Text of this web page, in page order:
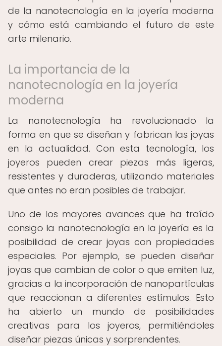
de la nanotecnología en la joyería moderna
y cómo está cambiando el futuro de este
arte milenario.
La importancia de la
nanotecnología en la joyería
moderna
La nanotecnología ha revolucionado la
forma en que se diseñan y fabrican las joyas
en la actualidad. Con esta tecnología, los
joyeros pueden crear piezas más ligeras,
resistentes y duraderas, utilizando materiales
que antes no eran posibles de trabajar.
Uno de los mayores avances que ha traído
consigo la nanotecnología en la joyería es la
posibilidad de crear joyas con propiedades
especiales. Por ejemplo, se pueden diseñar
joyas que cambian de color o que emiten luz,
gracias a la incorporación de nanopartículas
que reaccionan a diferentes estímulos. Esto
ha abierto un mundo de posibilidades
creativas para los joyeros, permitiéndoles
diseñar piezas únicas y sorprendentes.